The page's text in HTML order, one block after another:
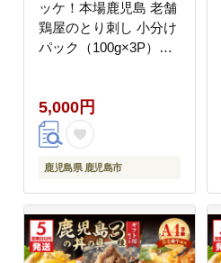
ッケ！本場鹿児島 老舗
鶏屋のとり刺し 小分け
パック（100g×3P）
5,000円
鹿児島県 鹿児島市